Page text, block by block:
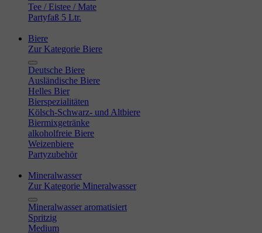
Tee / Eistee / Mate
Partyfaß 5 Ltr.
Biere
Zur Kategorie Biere
Deutsche Biere
Ausländische Biere
Helles Bier
Bierspezialitäten
Kölsch-Schwarz- und Altbiere
Biermixgetränke
alkoholfreie Biere
Weizenbiere
Partyzubehör
Mineralwasser
Zur Kategorie Mineralwasser
Mineralwasser aromatisiert
Spritzig
Medium